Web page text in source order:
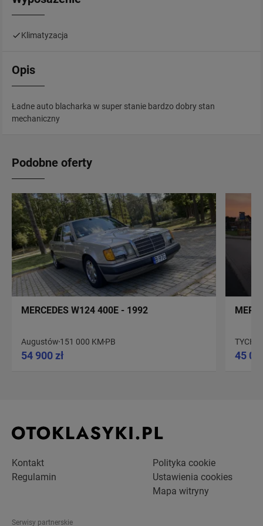
Klimatyzacja
Opis
Ładne auto blacharka w super stanie bardzo dobry stan
mechaniczny
Podobne oferty
MERCEDES W124 400E - 1992
Augustów 151 000 KM PB
54 900 zł
TYCHY
45
Kontakt
Regulamin
Polityka cookie
Ustawienia cookies
Mapa witryny
Serwisy partnerskie